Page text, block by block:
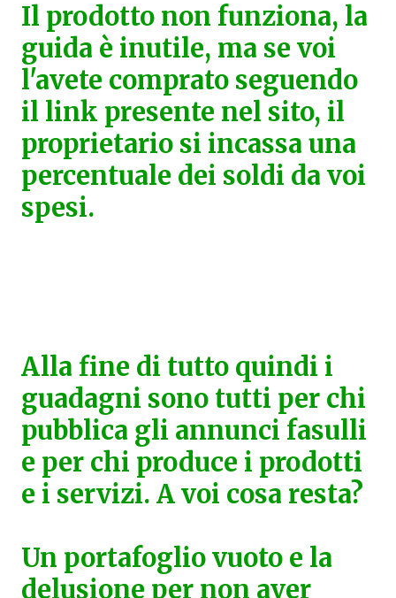
Il prodotto non funziona, la
guida è inutile, ma se voi
l'avete comprato seguendo
il link presente nel sito, il
proprietario si incassa una
percentuale dei soldi da voi
spesi.
Alla fine di tutto quindi i
guadagni sono tutti per chi
pubblica gli annunci fasulli
e per chi produce i prodotti
e i servizi. A voi cosa resta?
Un portafoglio vuoto e la
delusione per non aver